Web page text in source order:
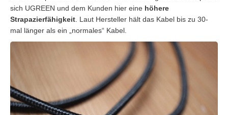
sich UGREEN und dem Kunden hier eine höhere
Strapazierfähigkeit. Laut Hersteller hält das Kabel bis zu 30-
mal länger als ein „normales“ Kabel.